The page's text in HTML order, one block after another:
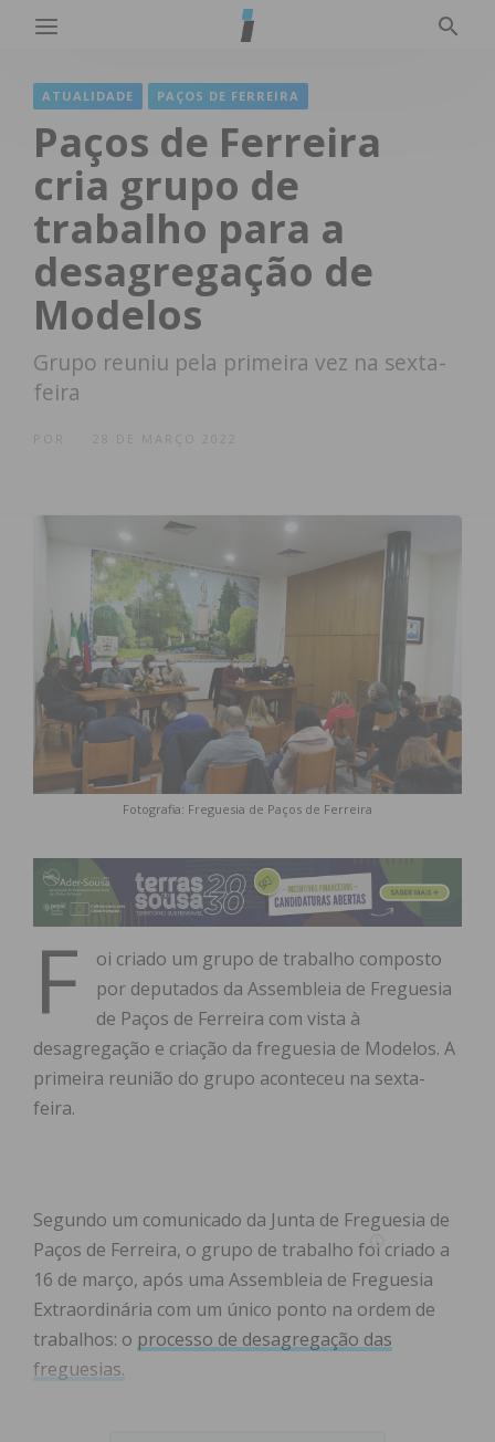
ATUALIDADE PAÇOS DE FERREIRA
Paços de Ferreira
cria grupo de
trabalho para a
desagregação de
Modelos
Grupo reuniu pela primeira vez na sexta-
feira
28 DE MARÇO 2022
Fotografia: Freguesia de Paços de Ferreira
F
oi criado um grupo de trabalho composto
por deputados da Assembleia de Freguesia
de Paços de Ferreira com vista à
desagregação e criação da freguesia de Modelos. A
primeira reunião do grupo aconteceu na sexta-
feira.
Segundo um comunicado da Junta de Freguesia de
Paços de Ferreira, o grupo de trabalho foi criado a
16 de março, após uma Assembleia de Freguesia
Extraordinária com um único ponto na ordem de
trabalhos: o processo de desagregação das
freguesias.